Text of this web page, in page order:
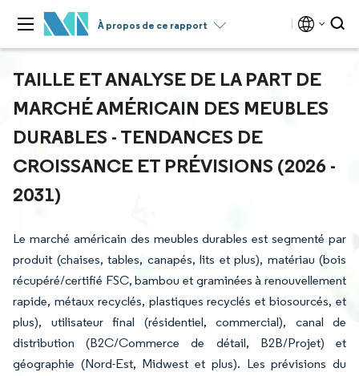
À propos de ce rapport
TAILLE ET ANALYSE DE LA PART DE
MARCHÉ AMÉRICAIN DES MEUBLES
DURABLES - TENDANCES DE
CROISSANCE ET PRÉVISIONS (2026 -
2031)
Le marché américain des meubles durables est segmenté par
produit (chaises, tables, canapés, lits et plus), matériau (bois
récupéré/certifié FSC, bambou et graminées à renouvellement
rapide, métaux recyclés, plastiques recyclés et biosourcés, et
plus), utilisateur final (résidentiel, commercial), canal de
distribution (B2C/Commerce de détail, B2B/Projet) et
géographie (Nord-Est, Midwest et plus). Les prévisions du